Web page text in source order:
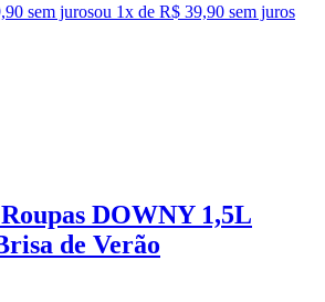
sem jurosou 1x de R$ 39,90 sem juros
DOWNY 1,5L
de Verão